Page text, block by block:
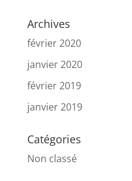
Archives
février 2020
janvier 2020
février 2019
janvier 2019
Catégories
Non classé